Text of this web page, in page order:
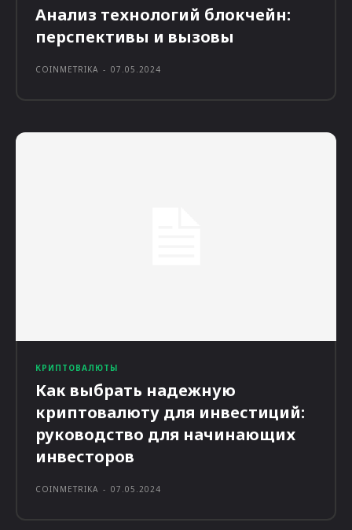
Анализ технологий блокчейн:
перспективы и вызовы
COINMETRIKA - 07.05.2024
КРИПТОВАЛЮТЫ
Как выбрать надежную
криптовалюту для инвестиций:
руководство для начинающих
инвесторов
COINMETRIKA - 07.05.2024